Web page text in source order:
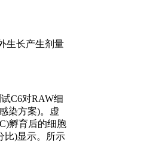
生长产生剂量
C6对RAW细
染方案)。虚
孵育后的细胞
比)显示。所示